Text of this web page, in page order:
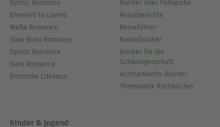
Gothic Romance
Enemies to Lovers
Mafia Romance
Slow Burn Romance
Sports Romance
Dark Romance
Erotische Literatur
Bücher über Fotografie
Reiseberichte
Reiseführer
Bastelbücher
Bücher für die
Schwangerschaft
Achtsamkeits-Bücher
Thermomix Kochbücher
Kinder & Jugend